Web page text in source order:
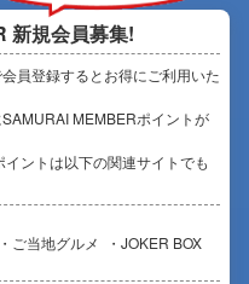
新規会員募集!
員登録するとお得にご利用いた
MEMBERポイントが
イントは以下の関連サイトでも
ご当地グルメ
JOKER BOX